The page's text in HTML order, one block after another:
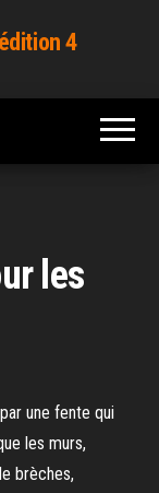
4
les
une fente qui
les murs,
brèches,